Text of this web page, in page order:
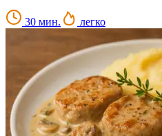
30 мин. легко